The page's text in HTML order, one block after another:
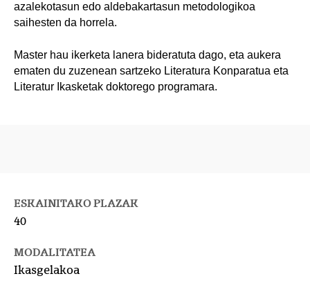
azalekotasun edo aldebakartasun metodologikoa
saihesten da horrela.
Master hau ikerketa lanera bideratuta dago, eta aukera
ematen du zuzenean sartzeko Literatura Konparatua eta
Literatur Ikasketak doktorego programara.
ESKAINITAKO PLAZAK
40
MODALITATEA
Ikasgelakoa